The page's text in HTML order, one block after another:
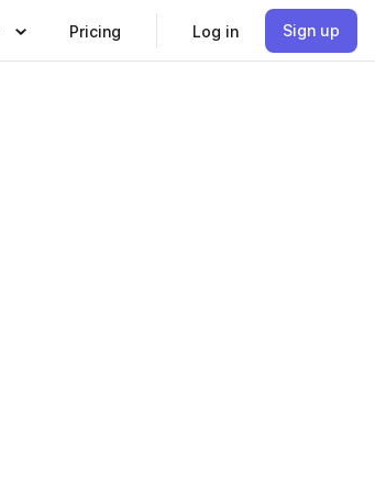
Pricing Log in Sign up